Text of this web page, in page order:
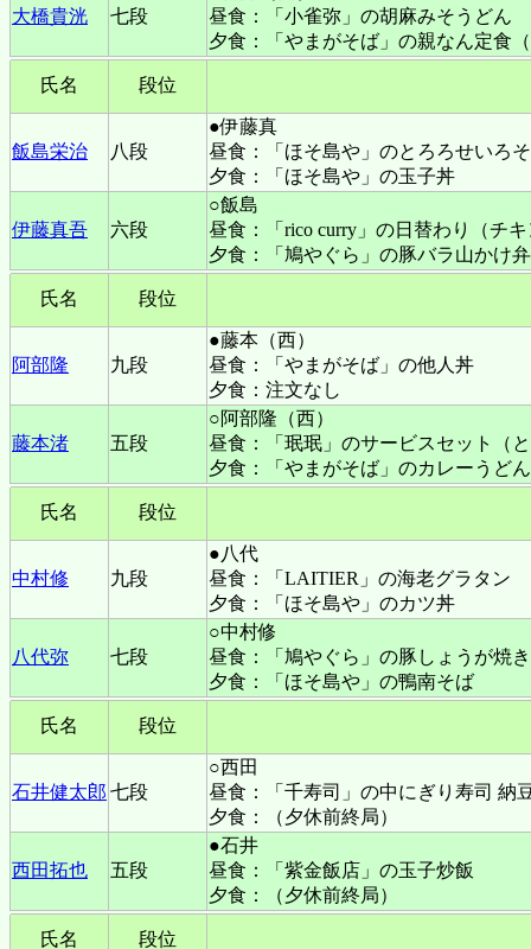
大橋貴洸 七段
昼食：
「小雀弥」の胡麻みそうどん
夕食：「やまがそば」の親なん定食
氏名 段位
飯島栄治 八段
●伊藤真
昼食：「ほそ島や」のとろろせいろ
夕食：「ほそ島や」の玉子丼
伊藤真吾 六段
○飯島
昼食：「rico curry」の日替わり（チ
夕食：「鳩やぐら」の豚バラ山かけ
氏名 段位
阿部隆 九段
●藤本（西）
昼食：「やまがそば」の他人丼
夕食：注文なし
藤本渚 五段
○阿部隆（西）
昼食：「珉珉」のサービスセット（
夕食：「やまがそば」のカレーうどん
氏名 段位
中村修 九段
●八代
昼食：「LAITIER」の海老グラタン
夕食：「ほそ島や」のカツ丼
八代弥 七段
○中村修
昼食：「鳩やぐら」の豚しょうが焼
夕食：「ほそ島や」の鴨南そば
氏名 段位
石井健太郎 七段
○西田
昼食：「千寿司」の中にぎり寿司 納
夕食：（夕休前終局）
西田拓也 五段
●石井
昼食：「紫金飯店」の玉子炒飯
夕食：（夕休前終局）
氏名 段位